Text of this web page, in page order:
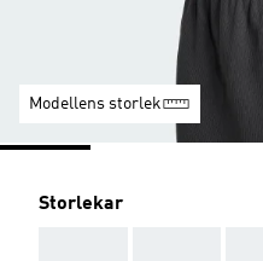
Modellens storlek
Storlekar